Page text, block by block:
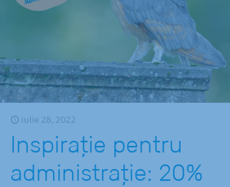
iulie 28, 2022
Inspirație pentru
administrație: 20%